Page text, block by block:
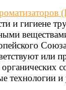
и гигиене
технологии и